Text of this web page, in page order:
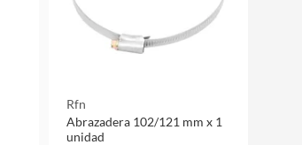
Rfn
Abrazadera 102/121 mm x 1
unidad